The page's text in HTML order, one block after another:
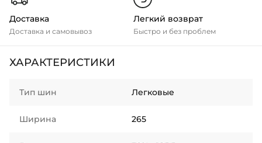
Доставка
Доставка и самовывоз
Легкий возврат
Быстро и без проблем
ХАРАКТЕРИСТИКИ
Тип шин Легковые
Ширина 265